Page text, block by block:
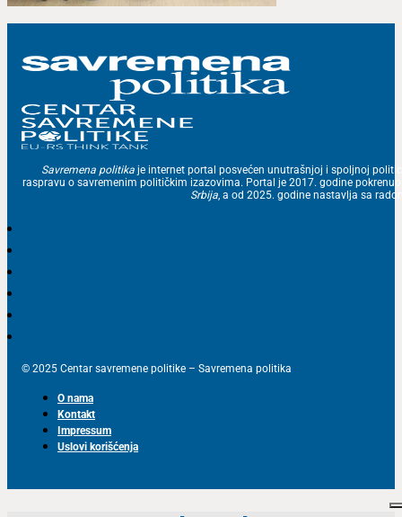
Savremena politika je internet portal posvećen unutrašnjoj i spoljnoj
raspravu o savremenim političkim izazovima. Portal je 2017. godine
Srbija, a od 2025. godine nastavlja sa
© 2025 Centar savremene politike – Savremena politika
O nama
Kontakt
Impressum
Uslovi korišćenja